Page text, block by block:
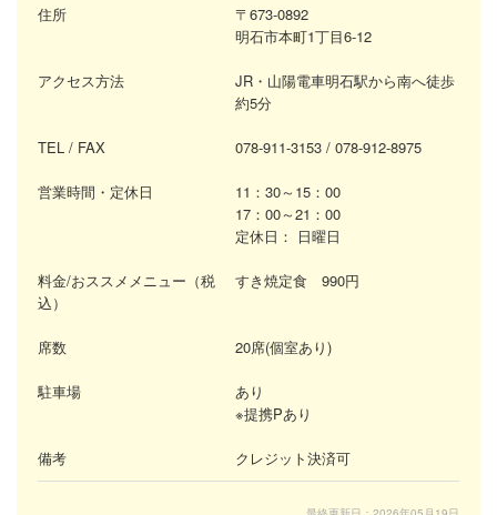
住所
〒673-0892
明石市本町1丁目6-12
アクセス方法
JR・山陽電車明石駅から南へ徒歩
約5分
TEL / FAX 078-911-3153 / 078-912-8975
営業時間・定休日
11：30～15：00
17：00～21：00
定休日： 日曜日
料金/おススメメニュー（税
込）
すき焼定食 990円
席数 20席(個室あり)
駐車場
あり
※提携Pあり
備考 クレジット決済可